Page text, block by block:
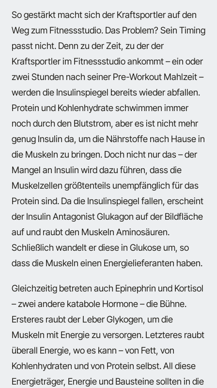
So gestärkt macht sich der Kraftsportler auf den
Weg zum Fitnessstudio. Das Problem? Sein Timing
passt nicht. Denn zu der Zeit, zu der der
Kraftsportler im Fitnessstudio ankommt – ein oder
zwei Stunden nach seiner Pre-Workout Mahlzeit –
werden die Insulinspiegel bereits wieder abfallen.
Protein und Kohlenhydrate schwimmen immer
noch durch den Blutstrom, aber es ist nicht mehr
genug Insulin da, um die Nährstoffe nach Hause in
die Muskeln zu bringen. Doch nicht nur das – der
Mangel an Insulin wird dazu führen, dass die
Muskelzellen größtenteils unempfänglich für das
Protein sind. Da die Insulinspiegel fallen, erscheint
der Insulin Antagonist Glukagon auf der Bildfläche
auf und raubt den Muskeln Aminosäuren.
Schließlich wandelt er diese in Glukose um, so
dass die Muskeln einen Energielieferanten haben.
Gleichzeitig betreten auch Epinephrin und Kortisol
– zwei andere katabole Hormone – die Bühne.
Ersteres raubt der Leber Glykogen, um die
Muskeln mit Energie zu versorgen. Letzteres raubt
überall Energie, wo es kann – von Fett, von
Kohlenhydraten und von Protein selbst. All diese
Energieträger, Energie und Bausteine sollten in die